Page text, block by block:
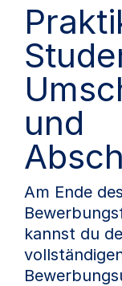
und
Am Ende des
kannst du